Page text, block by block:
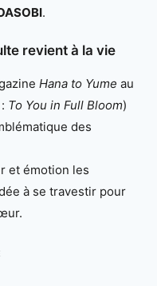
.
revient à la vie
Hana to Yume au
To You in Full Bloom)
des
et émotion les
à se travestir pour